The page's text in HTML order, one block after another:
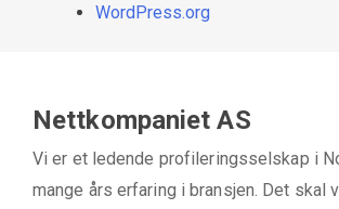
WordPress.org
Nettkompaniet AS
Vi er et ledende profileringsselskap i
mange års erfaring i bransjen. Det skal